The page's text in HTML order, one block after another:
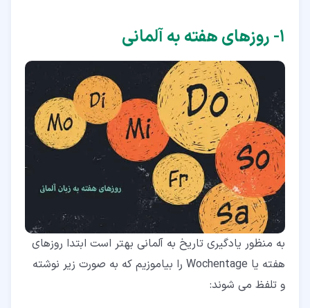
۱‏- روزهای هفته به آلمانی
به منظور یادگیری تاریخ به آلمانی بهتر است ابتدا روزهای
هفته یا Wochentage را بیاموزیم که به صورت زیر نوشته
و تلفظ می شوند: